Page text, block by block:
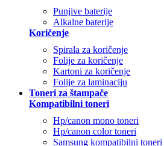
Punjive baterije
Alkalne baterije
Koričenje
Spirala za koričenje
Folije za koričenje
Kartoni za koričenje
Folije za laminaciju
Toneri za štampače
Kompatibilni toneri
Hp/canon mono toneri
Hp/canon color toneri
Samsung kompatibilni toneri